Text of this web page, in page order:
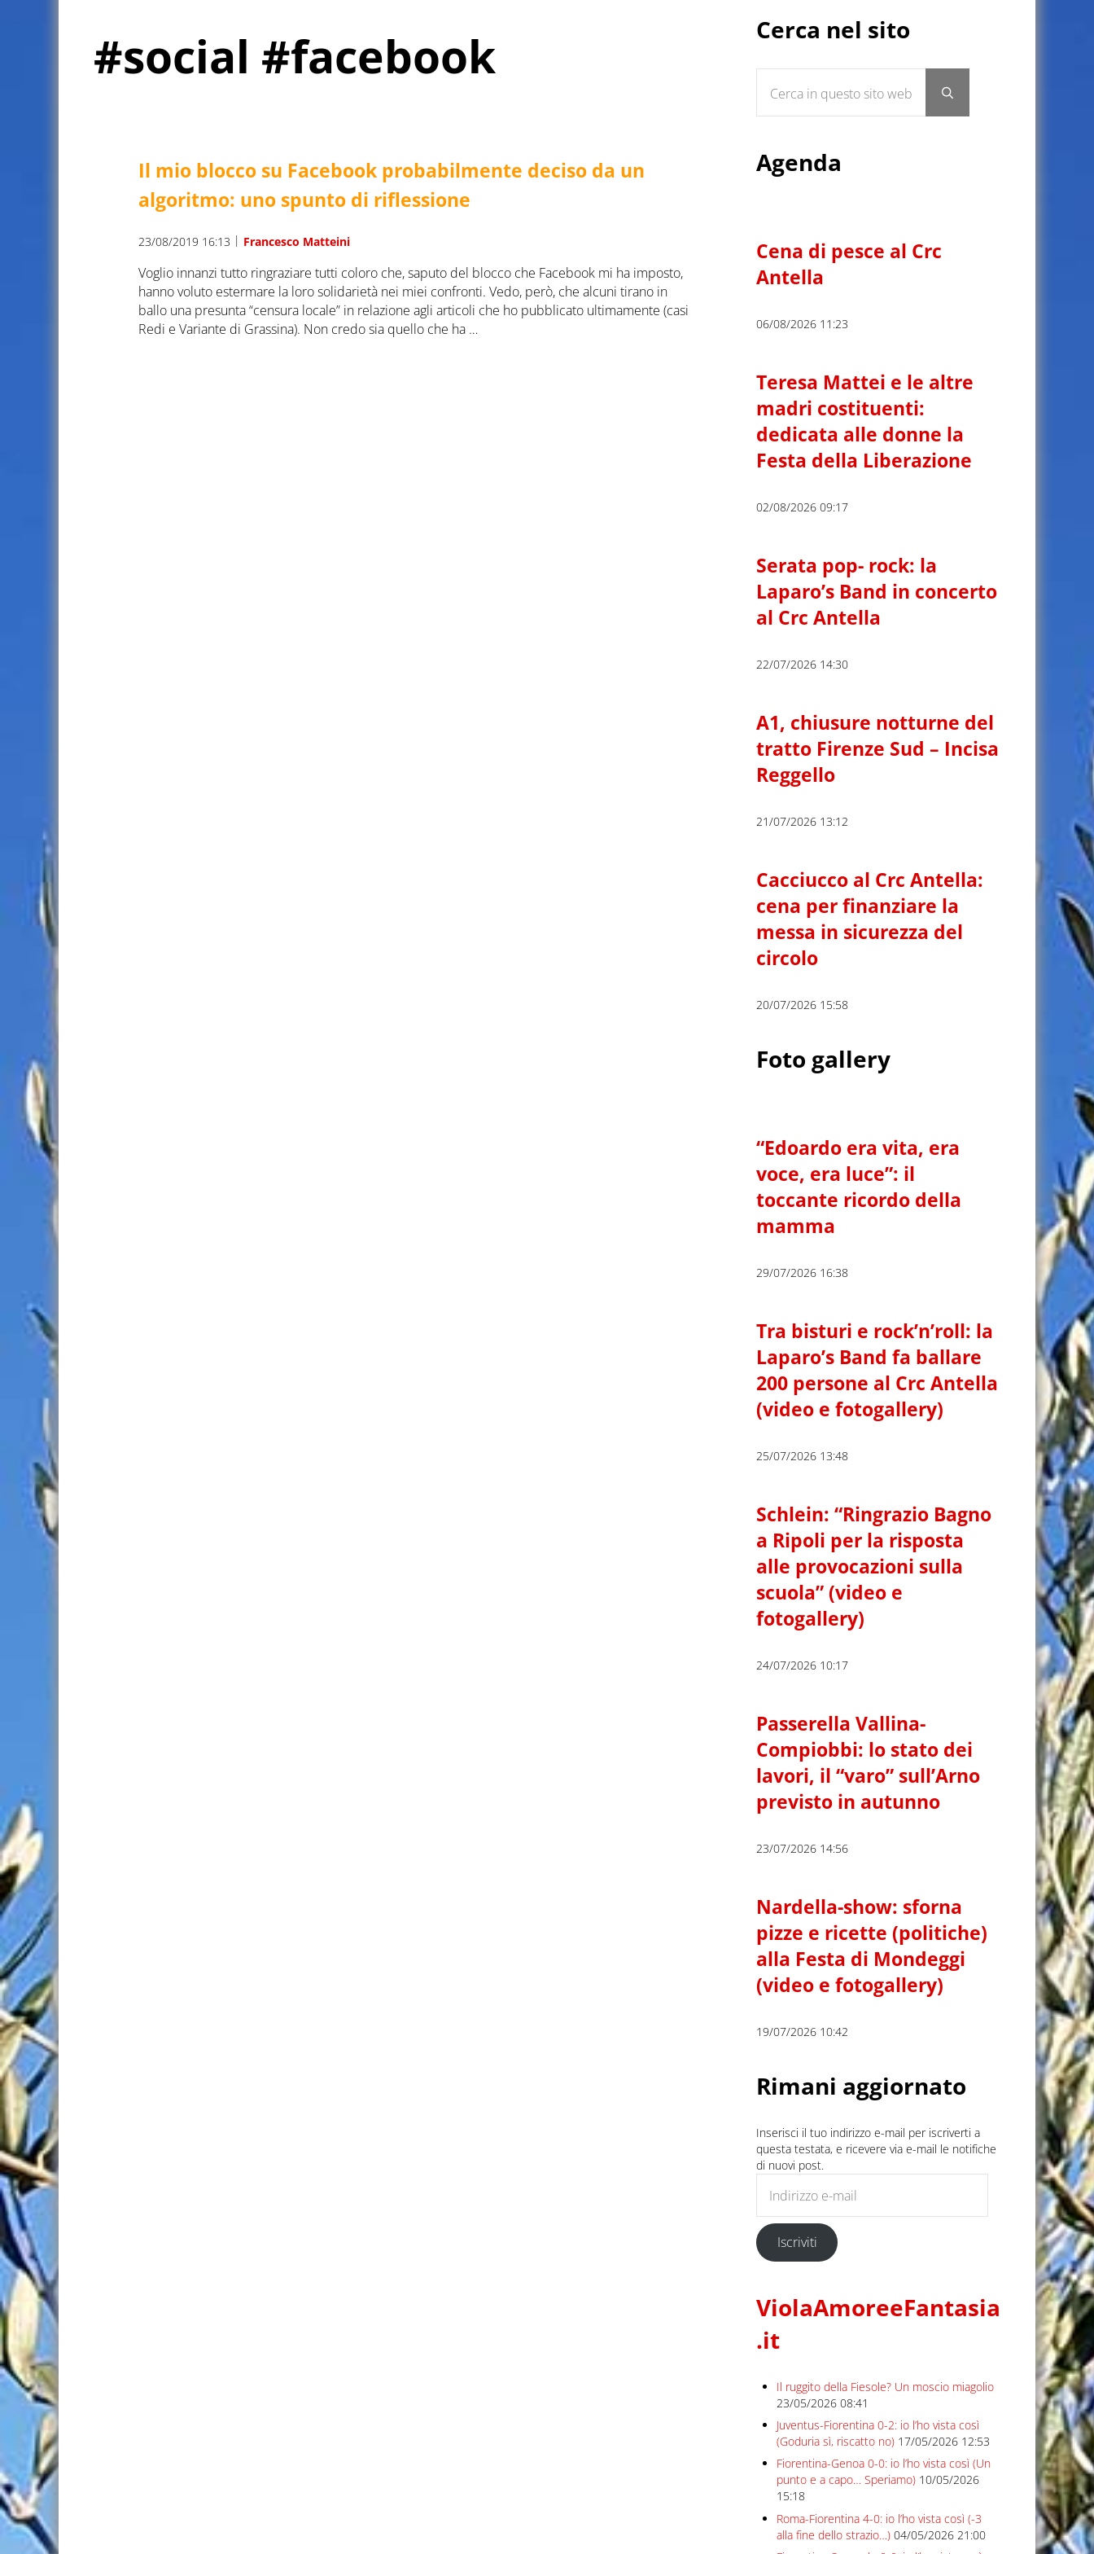
#social #facebook
Il mio blocco su Facebook probabilmente deciso da un
algoritmo: uno spunto di riflessione
23/08/2019 16:13 | Francesco Matteini
Voglio innanzi tutto ringraziare tutti coloro che, saputo del blocco che Facebook mi ha imposto,
hanno voluto estermare la loro solidarietà nei miei confronti. Vedo, però, che alcuni tirano in
ballo una presunta “censura locale” in relazione agli articoli che ho pubblicato ultimamente (casi
Redi e Variante di Grassina). Non credo sia quello che ha …
Cerca nel sito
Submit search
Agenda
Cena di pesce al Crc
Antella
06/08/2026 11:23
Teresa Mattei e le altre
madri costituenti:
dedicata alle donne la
Festa della Liberazione
02/08/2026 09:17
Serata pop- rock: la
Laparo’s Band in concerto
al Crc Antella
22/07/2026 14:30
A1, chiusure notturne del
tratto Firenze Sud – Incisa
Reggello
21/07/2026 13:12
Cacciucco al Crc Antella:
cena per finanziare la
messa in sicurezza del
circolo
20/07/2026 15:58
Foto gallery
“Edoardo era vita, era
voce, era luce”: il
toccante ricordo della
mamma
29/07/2026 16:38
Tra bisturi e rock’n’roll: la
Laparo’s Band fa ballare
200 persone al Crc Antella
(video e fotogallery)
25/07/2026 13:48
Schlein: “Ringrazio Bagno
a Ripoli per la risposta
alle provocazioni sulla
scuola” (video e
fotogallery)
24/07/2026 10:17
Passerella Vallina-
Compiobbi: lo stato dei
lavori, il “varo” sull’Arno
previsto in autunno
23/07/2026 14:56
Nardella-show: sforna
pizze e ricette (politiche)
alla Festa di Mondeggi
(video e fotogallery)
19/07/2026 10:42
Rimani aggiornato
Inserisci il tuo indirizzo e-mail per iscriverti a
questa testata, e ricevere via e-mail le notifiche
di nuovi post.
Iscriviti
ViolaAmoreeFantasia
.it
Il ruggito della Fiesole? Un moscio miagolio
23/05/2026 08:41
Juventus-Fiorentina 0-2: io l’ho vista così
(Goduria sì, riscatto no) 17/05/2026 12:53
Fiorentina-Genoa 0-0: io l’ho vista così (Un
punto e a capo… Speriamo) 10/05/2026
15:18
Roma-Fiorentina 4-0: io l’ho vista così (-3
alla fine dello strazio…) 04/05/2026 21:00